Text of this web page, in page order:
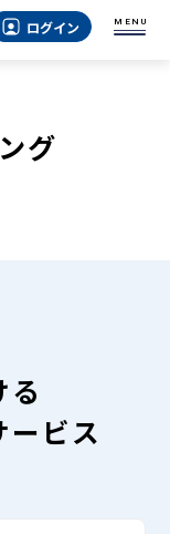
ログイン MENU
グ
る
ービス